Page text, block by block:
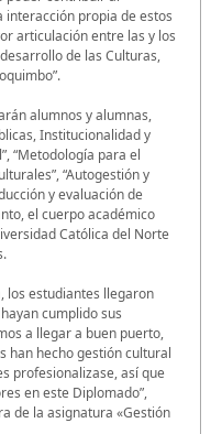
propia de estos
articulación entre las y los
de las Culturas,
alumnos y alumnas,
Institucionalidad y
“Metodología para el
“Autogestión y
y evaluación de
el cuerpo académico
Católica del Norte
los estudiantes llegaron
cumplido sus
a llegar a buen puerto,
han hecho gestión cultural
profesionalizase, así que
en este Diplomado”,
de la asignatura «Gestión